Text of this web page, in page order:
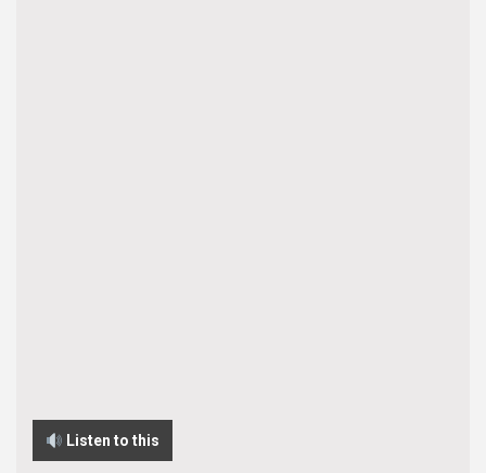
Listen to this